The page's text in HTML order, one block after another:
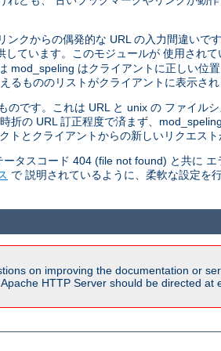
クからの偶発的な URL の入力間違いで
ています。このモジュールが 使用され
mod_speling はクライアントに正しい位
るもののリストがクライアントに表示さ
です。これは URL と unix の ファイル
折の URL 訂正程度で済まず、
トとクライアントからの新しいリクエス
タスコード 404 (file not found) と共に
で 説明されているように、柔軟な設定を
on improving the documentation or
HTTP Server should be directed